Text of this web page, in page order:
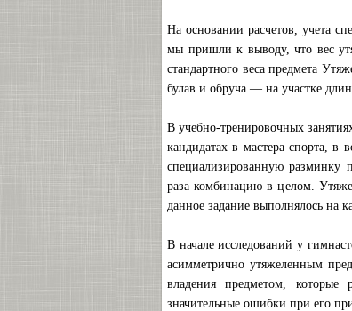
На основании расчетов, учета
мы пришли к выводу, что вес
стандартного веса предмета
булав и обруча — на участке
В учебно-тренировочных
кандидатах в мастера спорта, в
специализированную разминку
раза комбинацию в целом.
данное задание выполнялось на
В начале исследований у
асимметрично утяжеленным
владения предметом,
значительные ошибки при его